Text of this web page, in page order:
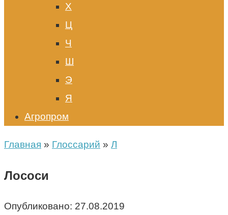
Х
Ц
Ч
Ш
Э
Я
Агропром
Главная » Глоссарий » Л
Лососи
Опубликовано: 27.08.2019